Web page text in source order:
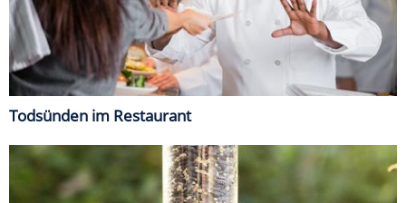
Todsünden im Restaurant